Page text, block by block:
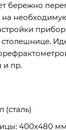
бережно
и пр.
(сталь)
400x480 мм